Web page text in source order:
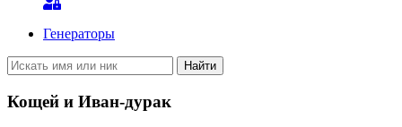
Генераторы
Найти
Кощей и Иван-дурак